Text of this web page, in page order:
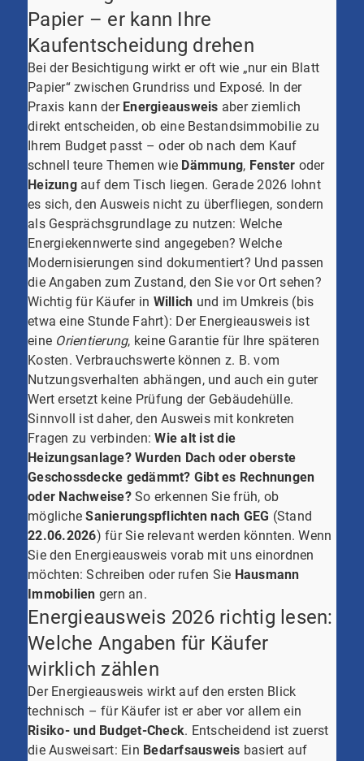
Papier – er kann Ihre
Kaufentscheidung drehen
Bei der Besichtigung wirkt er oft wie „nur ein Blatt
Papier“ zwischen Grundriss und Exposé. In der
Praxis kann der Energieausweis aber ziemlich
direkt entscheiden, ob eine Bestandsimmobilie zu
Ihrem Budget passt – oder ob nach dem Kauf
schnell teure Themen wie Dämmung, Fenster oder
Heizungauf dem Tisch liegen. Gerade 2026 lohnt
es sich, den Ausweis nicht zu überfliegen, sondern
als Gesprächsgrundlage zu nutzen: Welche
Energiekennwerte sind angegeben? Welche
Modernisierungen sind dokumentiert? Und passen
die Angaben zum Zustand, den Sie vor Ort sehen?
Wichtig für Käufer in Willich und im Umkreis (bis
etwa eine Stunde Fahrt): Der Energieausweis ist
eine Orientierung, keine Garantie für Ihre späteren
Kosten. Verbrauchswerte können z. B. vom
Nutzungsverhalten abhängen, und auch ein guter
Wert ersetzt keine Prüfung der Gebäudehülle.
Sinnvoll ist daher, den Ausweis mit konkreten
Fragen zu verbinden:Wie alt ist die
Heizungsanlage? Wurden Dach oder oberste
Geschossdecke gedämmt? Gibt es Rechnungen
oder Nachweise?So erkennen Sie früh, ob
möglicheSanierungspflichten nach GEG (Stand
22.06.2026) für Sie relevant werden könnten. Wenn
Sie den Energieausweis vorab mit uns einordnen
möchten: Schreiben oder rufen Sie Hausmann
Immobilien gern an.
Energieausweis 2026 richtig lesen:
Welche Angaben für Käufer
wirklich zählen
Der Energieausweis wirkt auf den ersten Blick
technisch – für Käufer ist er aber vor allem ein
Risiko- und Budget-Check. Entscheidend ist zuerst
die Ausweisart: Ein Bedarfsausweis basiert auf